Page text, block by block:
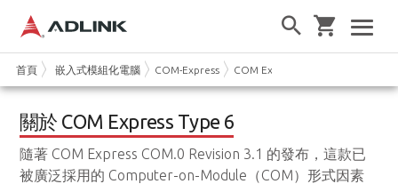
首頁 嵌入式模組化電腦 COM-Express COM Express Type 6
關於 COM Express Type 6
隨著 COM Express COM.0 Revision 3.1 的發布，這款已
被廣泛採用的 Computer-on-Module（COM）形式因素